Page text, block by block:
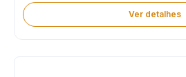
Ver detalhes